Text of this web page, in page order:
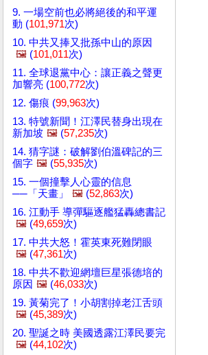
9. 一場空前也必將絕後的和平運
動 (101,971次)
10. 中共又捧又批孫中山的原因
🖼️ (101,011次)
11. 全球退黨中心：讓正義之聲更
加響亮 (100,772次)
12. 傷痕 (99,963次)
13. 特號新聞！江澤民替身出現在
新加坡 🖼️ (57,235次)
14. 猜字謎：破解劉伯溫碑記的三
個字 🖼️ (55,935次)
15. 一個撞擊人心靈的信息
──「天畫」
🖼️ (52,863次)
16. 江動手 導彈驅逐艦猛轟總書記
🖼️ (49,659次)
17. 中共大怒！霍英東死難閉眼
🖼️ (47,361次)
18. 中共不歡迎網壇巨星張德培的
原因 🖼️ (46,033次)
19. 黃菊完了！小胡割掉老江舌頭
🖼️ (45,389次)
20. 聖誕之時 美國透露江澤民要完
🖼️ (44,102次)